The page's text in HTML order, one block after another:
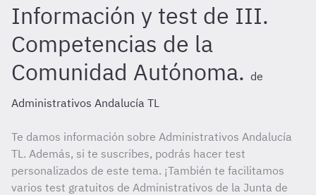
Información y test de III.
Competencias de la
Comunidad Autónoma. de
Administrativos Andalucía TL
Te damos información sobre Administrativos Andalucía
TL. Además, si te suscribes, podrás hacer test
personalizados de este tema. ¡También te facilitamos
varios test gratuitos de Administrativos de la Junta de